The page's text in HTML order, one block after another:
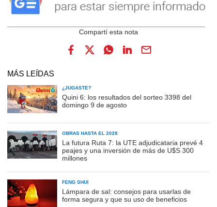
MÁS LEÍDAS
¿JUGASTE?
Quini 6: los resultados del sorteo 3398 del
domingo 9 de agosto
OBRAS HASTA EL 2028
La futura Ruta 7: la UTE adjudicataria prevé 4
peajes y una inversión de más de U$S 300
millones
FENG SHUI
Lámpara de sal: consejos para usarlas de
forma segura y que su uso de beneficios